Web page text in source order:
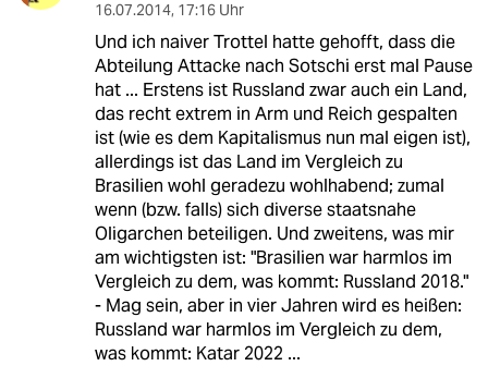
16.07.2014, 17:16 Uhr
Und ich naiver Trottel hatte gehofft, dass die
Abteilung Attacke nach Sotschi erst mal Pause
hat ... Erstens ist Russland zwar auch ein Land,
das recht extrem in Arm und Reich gespalten
ist (wie es dem Kapitalismus nun mal eigen ist),
allerdings ist das Land im Vergleich zu
Brasilien wohl geradezu wohlhabend; zumal
wenn (bzw. falls) sich diverse staatsnahe
Oligarchen beteiligen. Und zweitens, was mir
am wichtigsten ist: "Brasilien war harmlos im
Vergleich zu dem, was kommt: Russland 2018."
- Mag sein, aber in vier Jahren wird es heißen:
Russland war harmlos im Vergleich zu dem,
was kommt: Katar 2022 ...